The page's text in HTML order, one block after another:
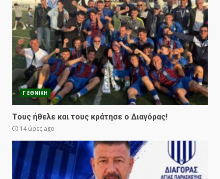
Γ ΕΘΝΙΚΗ
Τους ήθελε και τους κράτησε ο Διαγόρας!
14 ώρες ago